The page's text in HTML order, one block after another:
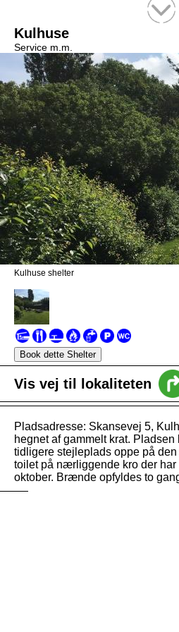
intro
Nyheder
Vejledning
Kulhuse
Service m.m.
Kulhuse shelter
Vis vej til lokaliteten
Pladsadresse: Skansevej 5,
hegnet af gammelt krat.
tidligere stejleplads oppe på
toilet på nærliggende kro der har
oktober. Brænde opfyldes to